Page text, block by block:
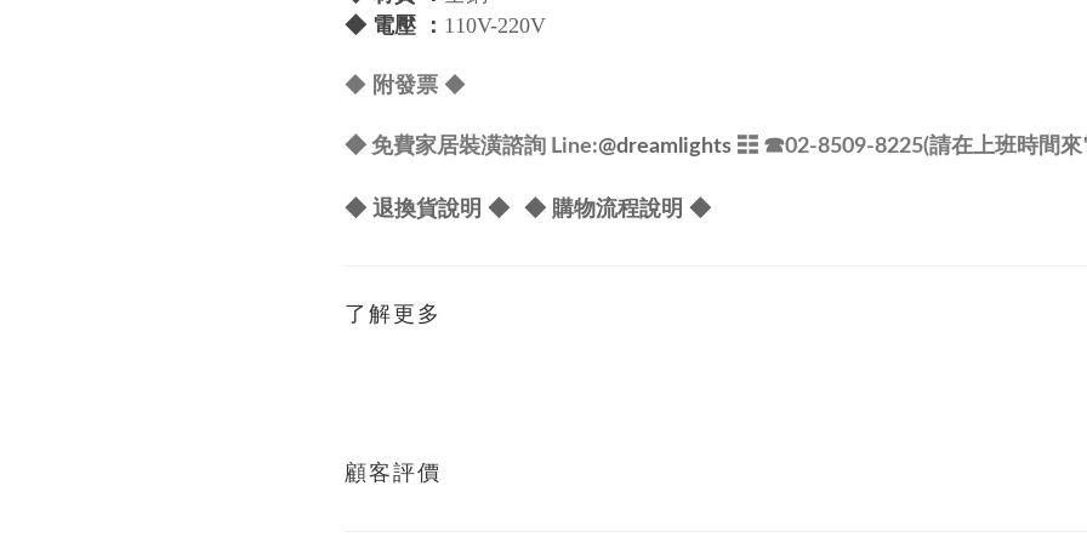
◆ 電壓 ： 110V-220V
◆ 附發票◆
◆ 免費家居裝潢諮詢 Line:@dreamlights ☷ ☎02-8509-8225(請在上班時間
◆ 退換貨說明 ◆ ◆ 購物流程說明 ◆
了解更多
顧客評價